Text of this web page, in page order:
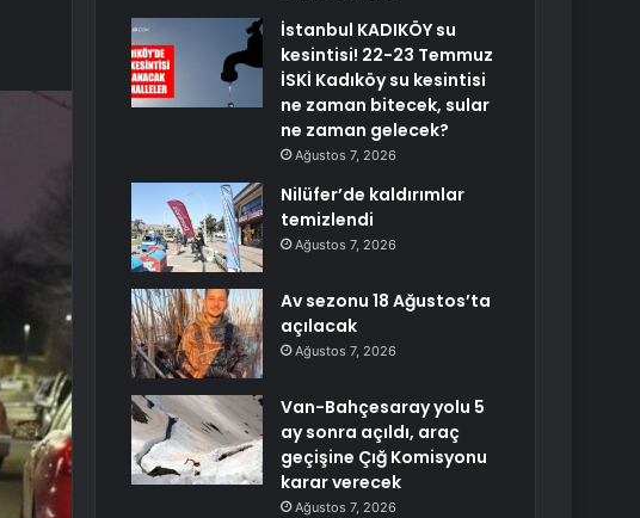
İstanbul KADIKÖY su
kesintisi! 22-23 Temmuz
İSKİ Kadıköy su kesintisi
ne zaman bitecek, sular
ne zaman gelecek?
Ağustos 7, 2026
Nilüfer’de kaldırımlar
temizlendi
Ağustos 7, 2026
Av sezonu 18 Ağustos’ta
açılacak
Ağustos 7, 2026
Van-Bahçesaray yolu 5
ay sonra açıldı, araç
geçişine Çığ Komisyonu
karar verecek
Ağustos 7, 2026